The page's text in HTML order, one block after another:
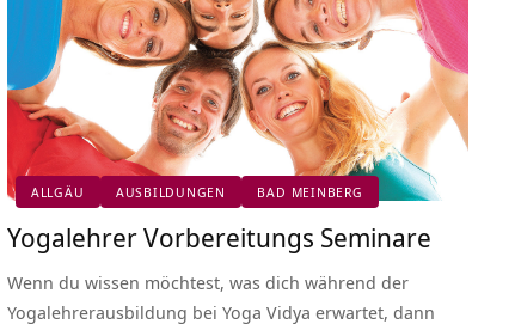
ALLGÄU AUSBILDUNGEN BAD MEINBERG
Yogalehrer Vorbereitungs Seminare
Wenn du wissen möchtest, was dich während der
Yogalehrerausbildung bei Yoga Vidya erwartet, dann